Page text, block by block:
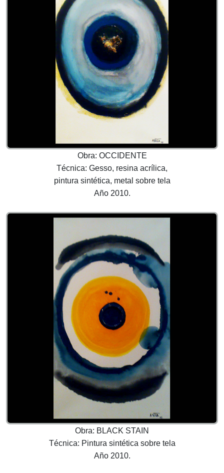
Obra: OCCIDENTE
Técnica: Gesso, resina acrílica,
pintura sintética, metal sobre tela
Año 2010.
Obra: BLACK STAIN
Técnica: Pintura sintética sobre tela
Año 2010.